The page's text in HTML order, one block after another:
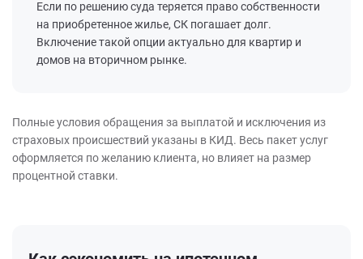
Если по решению суда теряется право собственности
на приобретенное жилье, СК погашает долг.
Включение такой опции актуально для квартир и
домов на вторичном рынке.
Полные условия обращения за выплатой и исключения из
страховых происшествий указаны в КИД. Весь пакет услуг
оформляется по желанию клиента, но влияет на размер
процентной ставки.